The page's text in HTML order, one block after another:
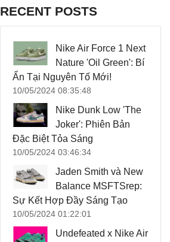
RECENT POSTS
Nike Air Force 1 Next
Nature 'Oil Green': Bí
Ẩn Tại Nguyên Tố Mới!
10/05/2024 08:35:48
Nike Dunk Low 'The
Joker': Phiên Bản
Đặc Biệt Tỏa Sáng
10/05/2024 03:46:34
Jaden Smith và New
Balance MSFTSrep:
Sự Kết Hợp Đầy Sáng Tạo
10/05/2024 01:22:01
Undefeated x Nike Air